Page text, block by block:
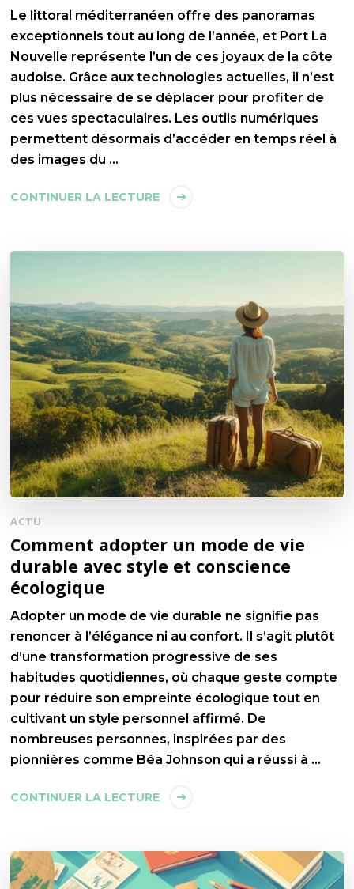
Le littoral méditerranéen offre des panoramas
exceptionnels tout au long de l’année, et Port La
Nouvelle représente l’un de ces joyaux de la côte
audoise. Grâce aux technologies actuelles, il n’est
plus nécessaire de se déplacer pour profiter de
ces vues spectaculaires. Les outils numériques
permettent désormais d’accéder en temps réel à
des images du …
CONTINUER LA LECTURE
ACTU
Comment adopter un mode de vie
durable avec style et conscience
écologique
Adopter un mode de vie durable ne signifie pas
renoncer à l’élégance ni au confort. Il s’agit plutôt
d’une transformation progressive de ses
habitudes quotidiennes, où chaque geste compte
pour réduire son empreinte écologique tout en
cultivant un style personnel affirmé. De
nombreuses personnes, inspirées par des
pionnières comme Béa Johnson qui a réussi à …
CONTINUER LA LECTURE